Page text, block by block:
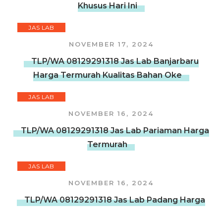
Khusus Hari Ini
JAS LAB
NOVEMBER 17, 2024
TLP/WA 08129291318 Jas Lab Banjarbaru
Harga Termurah Kualitas Bahan Oke
JAS LAB
NOVEMBER 16, 2024
TLP/WA 08129291318 Jas Lab Pariaman Harga
Termurah
JAS LAB
NOVEMBER 16, 2024
TLP/WA 08129291318 Jas Lab Padang Harga